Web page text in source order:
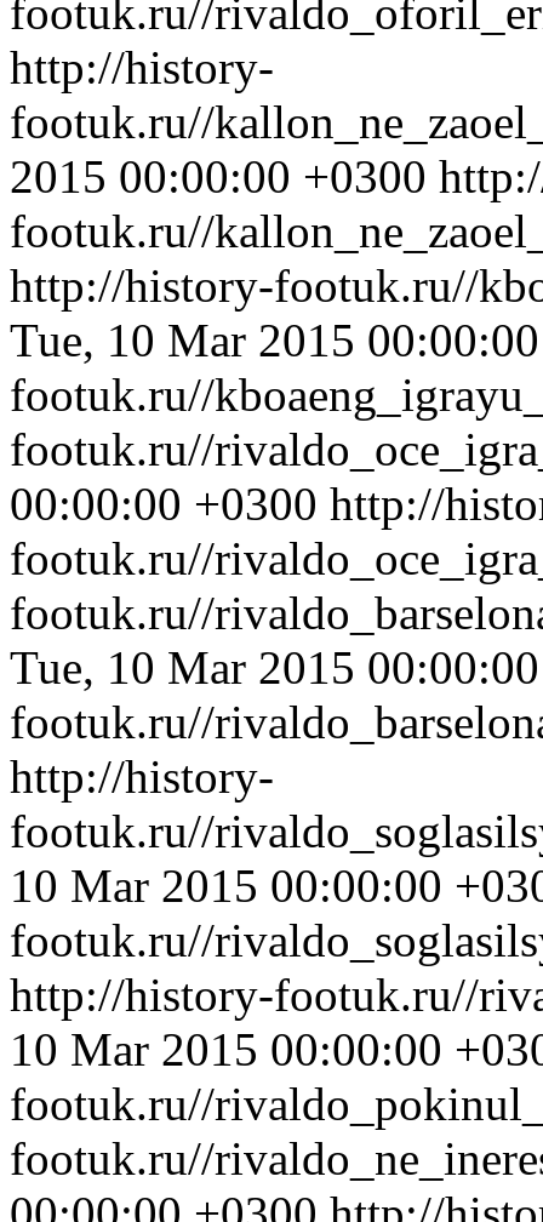
footuk.ru//
http://history-
footuk.ru//
2015 00:00:00 +0300
footuk.ru//
http://history-footuk.ru//
Tue, 10 Mar 2015
footuk.ru//
footuk.ru//
00:00:00 +0300 http://
footuk.ru//
footuk.ru//
Tue, 10 Mar 2015
footuk.ru//
http://history-
footuk.ru//
10 Mar 2015 00:00:00
footuk.ru//
http://history-footuk.ru//
10 Mar 2015 00:00:00
footuk.ru//
footuk.ru//